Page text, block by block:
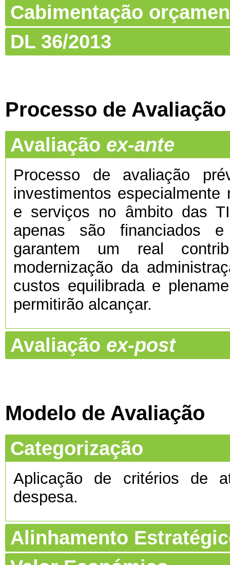
Cabimentação
DL 36/2013
Processo de Avaliação
Avaliação ex-ante
Processo de avaliação
investimentos
e serviços no âmbito das
apenas são financiados
garantem um real
modernização da
custos equilibrada e
permitirão alcançar.
Avaliação ex-post
Modelo de Avaliação
Categorização
Aplicação de critérios de
despesa.
Alinhamento